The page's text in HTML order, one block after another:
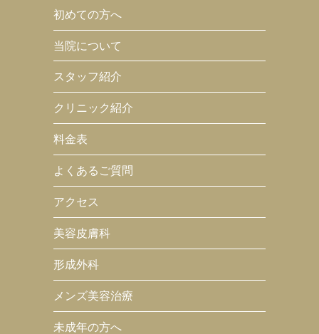
初めての方へ
当院について
スタッフ紹介
クリニック紹介
料金表
よくあるご質問
アクセス
美容皮膚科
形成外科
メンズ美容治療
未成年の方へ